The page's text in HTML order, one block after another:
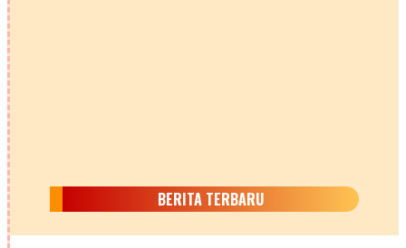
BERITA TERBARU